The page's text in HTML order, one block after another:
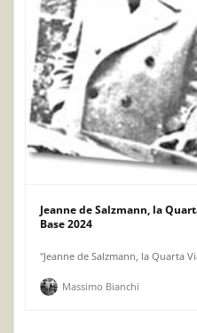
Jeanne de Salzmann, la
Base 2024
"Jeanne de Salzmann, la Quarta
Massimo Bianchi